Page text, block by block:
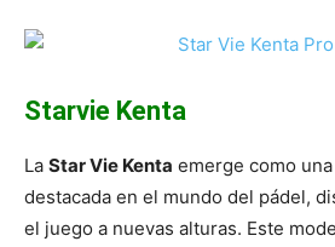
Starvie Kenta
La Star Vie Kenta emerge como
destacada en el mundo del pádel,
el juego a nuevas alturas. Este